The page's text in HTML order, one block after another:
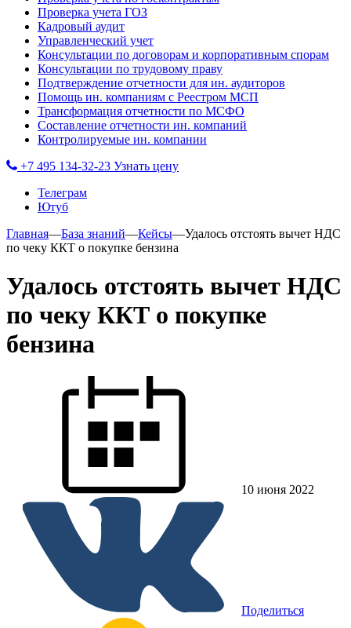
Проверка учета ГОЗ
Кадровый аудит
Управленческий учет
Консультации по договорам и корпоративным спорам
Консультации по трудовому праву
Подтверждение отчетности для ин. аудиторов
Помощь ин. компаниям с Реестром МСП
Трансформация отчетности по МСФО
Составление отчетности ин. компаний
Контролируемые ин. компании
+7 495 134-32-23 Узнать цену
Телеграм
Ютуб
Главная—База знаний—Кейсы—Удалось отстоять вычет НДС
по чеку ККТ о покупке бензина
Удалось отстоять вычет НДС
по чеку ККТ о покупке
бензина
10 июня 2022
Поделиться